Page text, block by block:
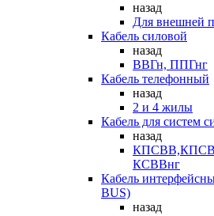
назад
Для внешней
Кабель силовой
назад
ВВГн, ППГнг
Кабель телефонный
назад
2 и 4 жилы
Кабель для систем
назад
КСВВнг
Кабель
BUS)
назад